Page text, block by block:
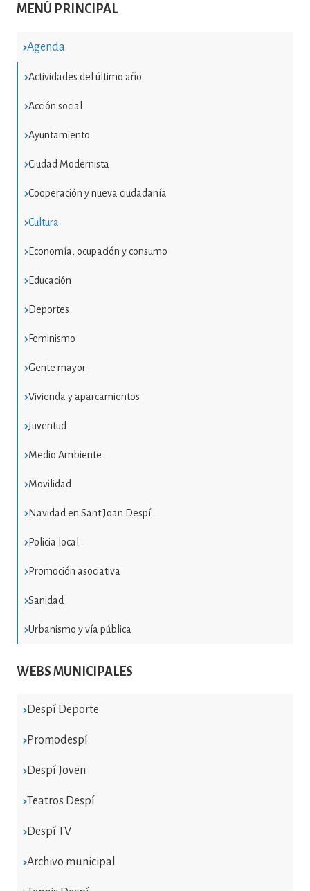
MENÚ PRINCIPAL
Agenda
Actividades del último año
Acción social
Ayuntamiento
Ciudad Modernista
Cooperación y nueva ciudadanía
Cultura
Economía, ocupación y consumo
Educación
Deportes
Feminismo
Gente mayor
Vivienda y aparcamientos
Juventud
Medio Ambiente
Movilidad
Navidad en Sant Joan Despí
Policia local
Promoción asociativa
Sanidad
Urbanismo y vía pública
WEBS MUNICIPALES
Despí Deporte
Promodespí
Despí Joven
Teatros Despí
Despí TV
Archivo municipal